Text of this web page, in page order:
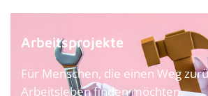
Arbeitsprojekte
Für Menschen, die einen Weg
Arbeitsleben finden möchten.